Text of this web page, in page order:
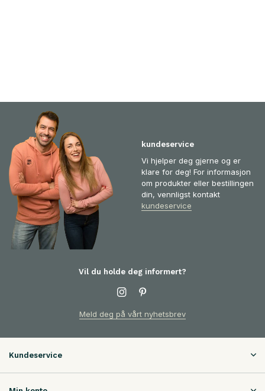
kundeservice
Vi hjelper deg gjerne og er
klare for deg! For informasjon
om produkter eller bestillingen
din, vennligst kontakt
kundeservice
Vil du holde deg informert?
Meld deg på vårt nyhetsbrev
Kundeservice